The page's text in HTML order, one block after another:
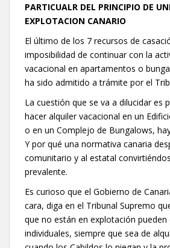
PARTICUALR DEL PRINCIPIO DE
EXPLOTACION CANARIO
El último de los 7 recursos de
imposibilidad de continuar con la
vacacional en apartamentos o
ha sido admitido a trámite por el
La cuestión que se va a dilucidar es
hacer alquiler vacacional en un
o en un Complejo de Bungalows,
Y por qué una normativa canaria
comunitario y al estatal
prevalente.
Es curioso que el Gobierno de
cara, diga en el Tribunal Supremo
que no están en explotación
individuales, siempre que sea de